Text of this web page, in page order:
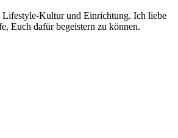
Lifestyle-Kultur und Einrichtung. Ich liebe
Euch dafür begeistern zu können.